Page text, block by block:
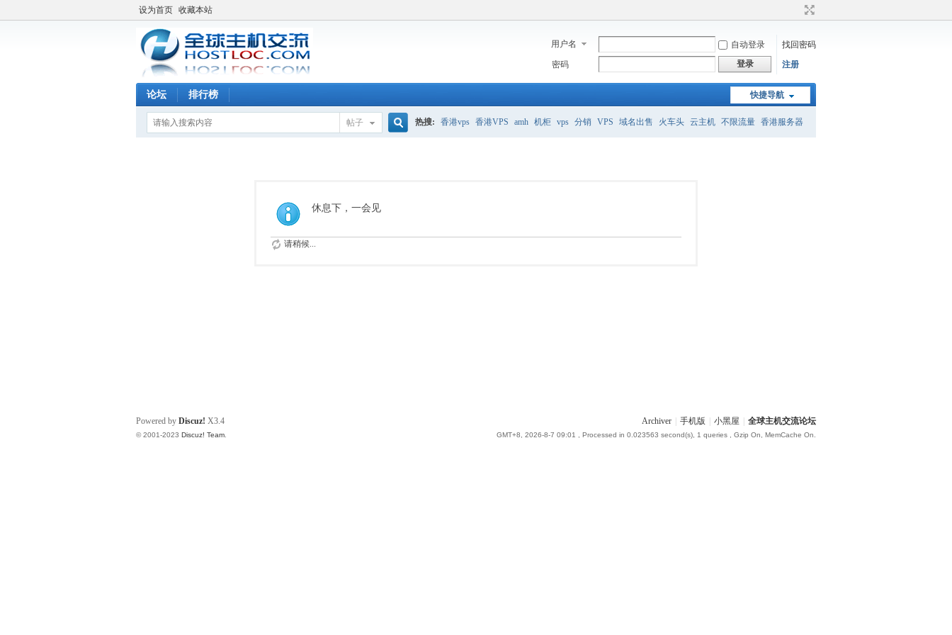
设为首页 收藏本站
用户名 自动登录
找回密码
密码
登录 注册
快捷导航
论坛 排行榜
帖子 热搜: 香港vps 香港VPS amh 机柜 vps 分销 VPS 域名出售 火车头 云主机 不限流量 香港服务器
休息下，一会见
请稍候...
Archiver 手机版 小黑屋 全球主机交流论坛
GMT+8, 2026-8-7 09:01 , Processed in 0.023563 second(s), 1 queries , Gzip On, MemCache On.
Powered by Discuz! X3.4
© 2001-2023 Discuz! Team